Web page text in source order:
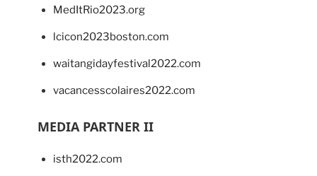
MedItRio2023.org
lcicon2023boston.com
waitangidayfestival2022.com
vacancesscolaires2022.com
MEDIA PARTNER II
isth2022.com